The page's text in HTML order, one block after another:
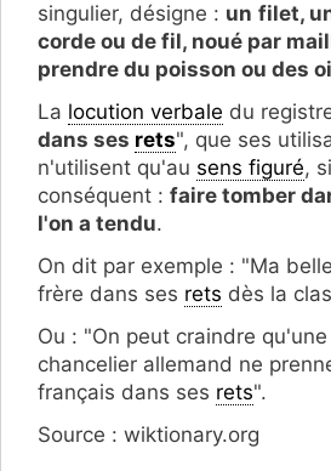
singulier, désigne : un filet,
corde ou de fil, noué par
prendre du poisson ou des
La locution verbale du
dans ses rets", que ses
n'utilisent qu'au sens figuré,
conséquent : faire tomber
l'on a tendu.
On dit par exemple : "Ma
frère dans ses rets dès la
Ou : "On peut craindre
chancelier allemand ne
français dans ses rets".
Source : wiktionary.org